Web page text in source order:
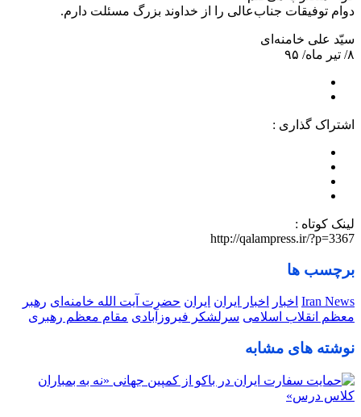
دوام توفیقات جناب‌عالی را از خداوند بزرگ مسئلت دارم.
سیّد علی خامنه‌ای
۸/ تیر ماه/ ۹۵
اشتراک گذاری :
لینک کوتاه :
http://qalampress.ir/?p=3367
برچسب ها
Iran News اخبار اخبار ایران ایران حضرت آیت الله خامنه‌ای رهبر
معظم انقلاب اسلامی سرلشکر فیروزآبادی مقام معظم رهبری
نوشته های مشابه